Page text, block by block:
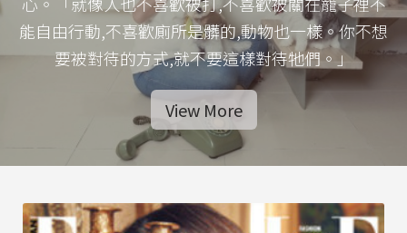
能自由行動,不喜歡廁所是髒的,動物也一樣。你不想
要被對待的方式,就不要這樣對待牠們。」
View More